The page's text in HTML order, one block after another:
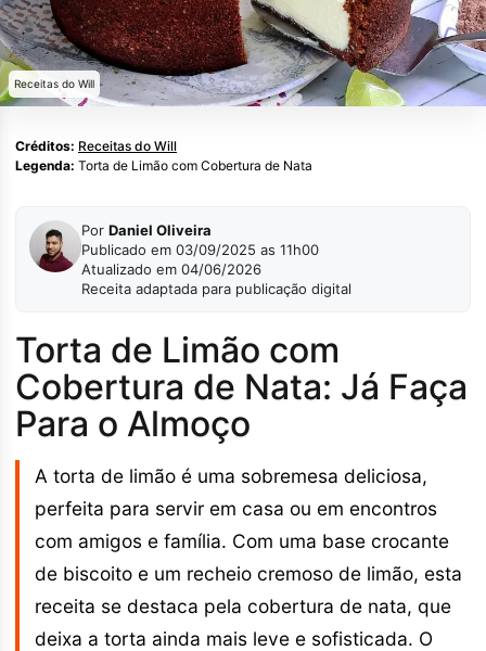
Receitas do Will
Créditos: Receitas do Will
Legenda: Torta de Limão com Cobertura de Nata
Por Daniel Oliveira
Publicado em 03/09/2025 as 11h00
Atualizado em 04/06/2026
Receita adaptada para publicação digital
Torta de Limão com
Cobertura de Nata: Já Faça
Para o Almoço
A torta de limão é uma sobremesa deliciosa,
perfeita para servir em casa ou em encontros
com amigos e família. Com uma base crocante
de biscoito e um recheio cremoso de limão, esta
receita se destaca pela cobertura de nata, que
deixa a torta ainda mais leve e sofisticada. O